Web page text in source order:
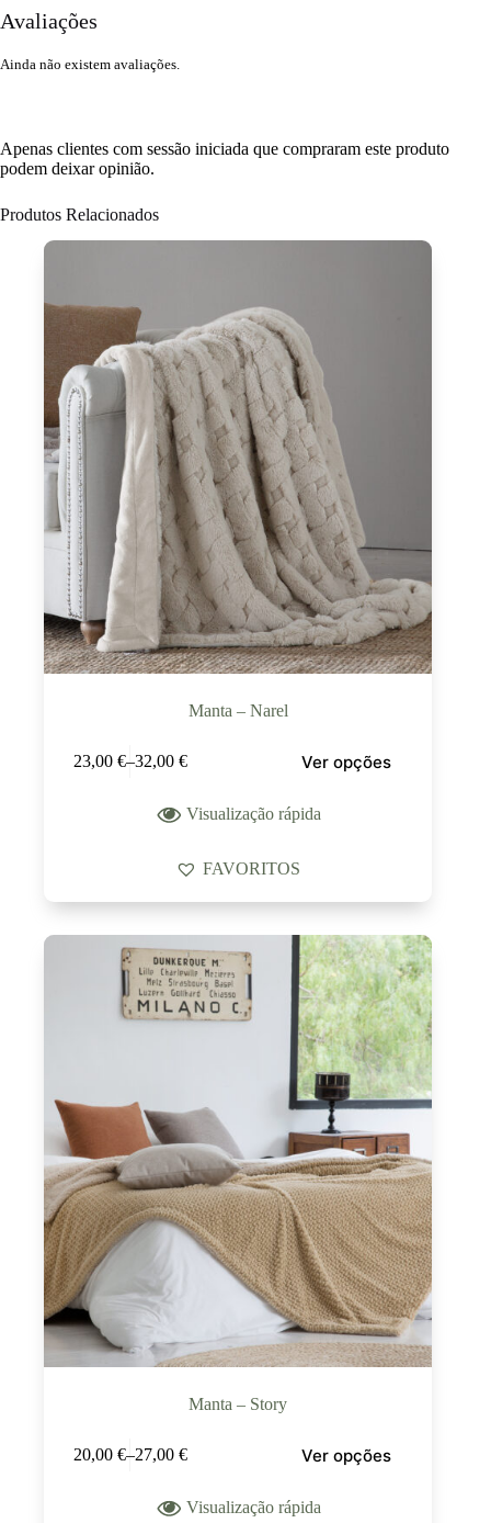
Avaliações
Ainda não existem avaliações.
Apenas clientes com sessão iniciada que compraram este produto
podem deixar opinião.
Produtos Relacionados
Manta – Narel
23,00 €–32,00 € Ver opções
Visualização rápida
FAVORITOS
Manta – Story
20,00 €–27,00 € Ver opções
Visualização rápida